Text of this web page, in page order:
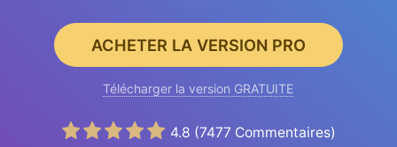
ACHETER LA VERSION PRO
Télécharger la version GRATUITE
4.8 (7477 Commentaires)